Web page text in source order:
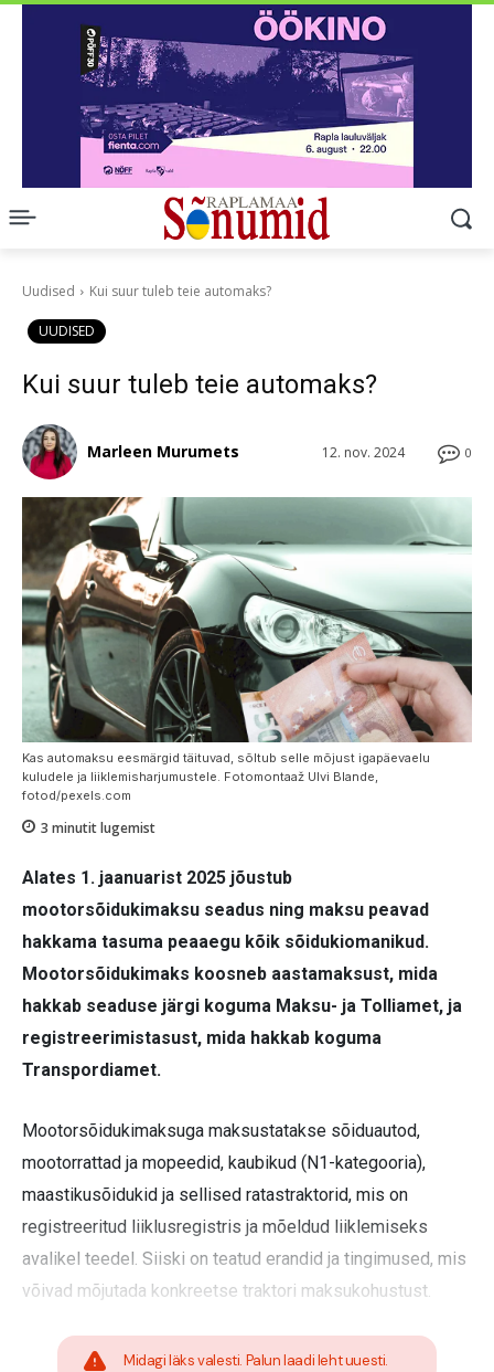
Uudised Kui suur tuleb teie automaks?
UUDISED
Kui suur tuleb teie automaks?
0
12. nov. 2024
Marleen Murumets
Kas automaksu eesmärgid täituvad, sõltub selle mõjust igapäevaelu
kuludele ja liiklemisharjumustele. Fotomontaaž Ulvi Blande,
fotod/pexels.com
3 minutit lugemist
Alates 1. jaanuarist 2025 jõustub
mootorsõidukimaksu seadus ning maksu peavad
hakkama tasuma peaaegu kõik sõidukiomanikud.
Mootorsõidukimaks koosneb aastamaksust, mida
hakkab seaduse järgi koguma Maksu- ja Tolliamet, ja
registreerimistasust, mida hakkab koguma
Transpordiamet.
Mootorsõidukimaksuga ma­k­­­­sustatakse sõiduautod,
mootorrattad ja mopeedid, kaubikud (N1-kategooria),
maastikusõidukid ja sellised ratastraktorid, mis on
registreeritud liiklusregistris ja mõeldud liiklemiseks
avalikel teedel. Siiski on teatud erandid ja tingimused, mis
võivad mõjutada konkreetse traktori maksukohustust.
Midagi läks valesti. Palun laadi leht uuesti.